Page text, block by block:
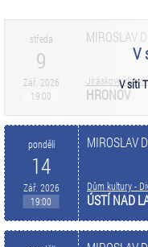
středa
9
Zář. 2026
19:00
V
V síti
MIROSLAV
Jiráskovo
HRONOV
pondělí
14
Zář. 2026
19:00
MIROSLAV
Dům kultury -
ÚSTÍ NAD